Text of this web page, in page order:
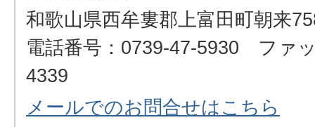
和歌山県西牟婁郡上富田町朝来
電話番号：0739-47-5930 ファ
4339
メールでのお問合せはこちら